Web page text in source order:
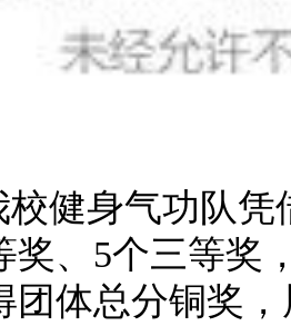
校健身气功队凭
奖、5个三等奖
团体总分铜奖